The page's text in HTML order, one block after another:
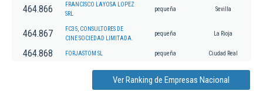
464.866
FRANCISCO LAYOSA LOPEZ
SRL
pequeña Sevilla
464.867
FC35, CONSULTORES DE
CINE SOCIEDAD LIMITADA.
pequeña La Rioja
464.868 FORJASTOM SL pequeña Ciudad Real
Ver Ranking de Empresas Nacional